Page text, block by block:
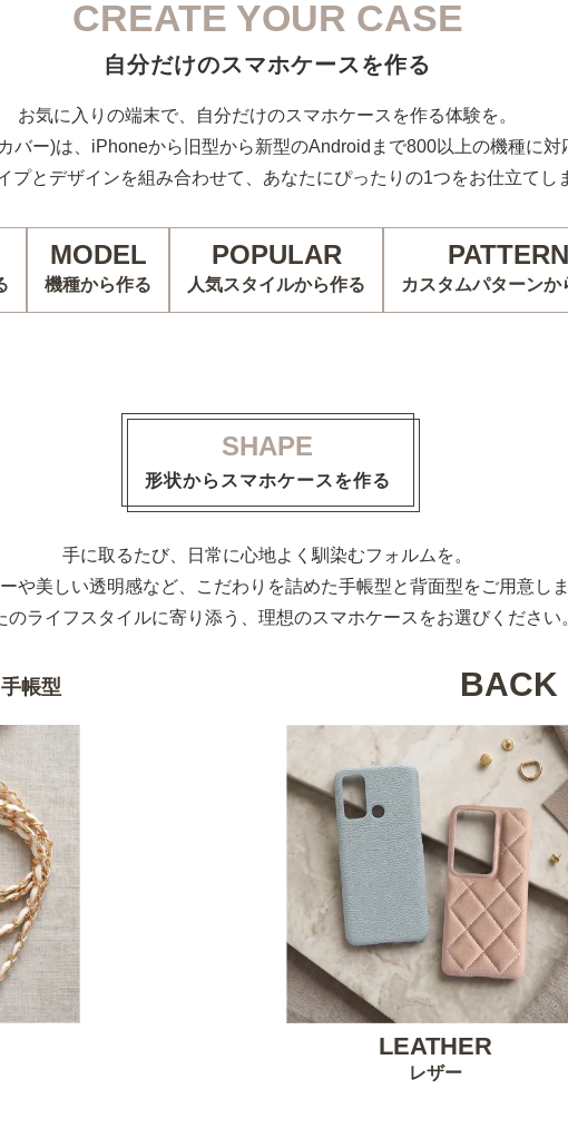
CREATE YOUR CASE
自分だけのスマホケースを作る
お気に入りの端末で、自分だけのスマホケースを作る体験を。
バー)は、iPhoneから旧型から新型のAndroidまで800以上の機種に対
プとデザインを組み合わせて、あなたにぴったりの1つをお仕立てし
MODEL
機種から作る
POPULAR
人気スタイルから作る
PATTERN
カスタムパターンか
SHAPE
形状からスマホケースを作る
手に取るたび、日常に心地よく馴染むフォルムを。
ーや美しい透明感など、こだわりを詰めた手帳型と背面型をご用意しま
のライフスタイルに寄り添う、理想のスマホケースをお選びください
手帳型 BACK
LEATHER
レザー